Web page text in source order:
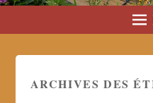
ARCHIVES DES